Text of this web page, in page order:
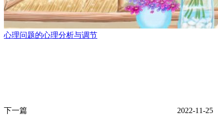
心理问题的心理分析与调节
下一篇
2022-11-25